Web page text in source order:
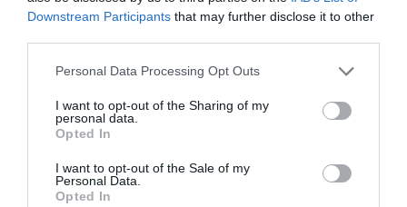
Downstream Participants that may further disclose it to other
Personal Data Processing Opt Outs
I want to opt-out of the Sharing of my
personal data.
Opted In
I want to opt-out of the Sale of my
Personal Data.
Opted In